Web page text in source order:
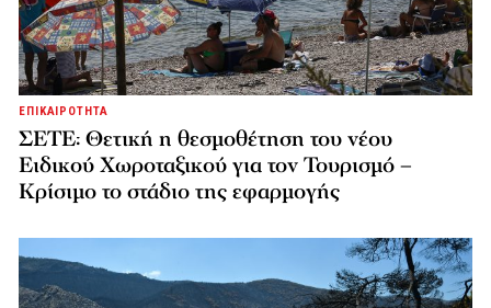
ΕΠΙΚΑΙΡΟΤΗΤΑ
ΣΕΤΕ: Θετική η θεσμοθέτηση του νέου
Ειδικού Χωροταξικού για τον Τουρισμό –
Κρίσιμο το στάδιο της εφαρμογής